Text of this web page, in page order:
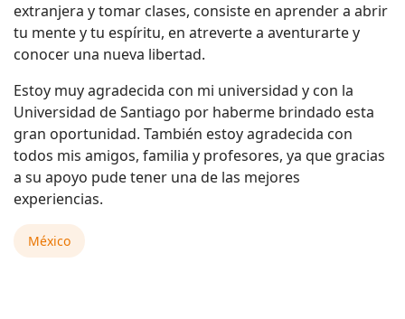
extranjera y tomar clases, consiste en aprender a abrir
tu mente y tu espíritu, en atreverte a aventurarte y
conocer una nueva libertad.
Estoy muy agradecida con mi universidad y con la
Universidad de Santiago por haberme brindado esta
gran oportunidad. También estoy agradecida con
todos mis amigos, familia y profesores, ya que gracias
a su apoyo pude tener una de las mejores
experiencias.
México